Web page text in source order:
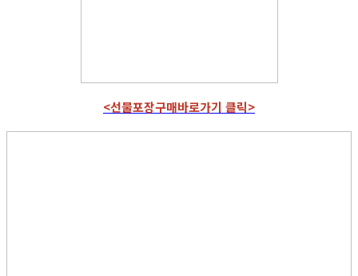
<선물포장구매바로가기 클릭>